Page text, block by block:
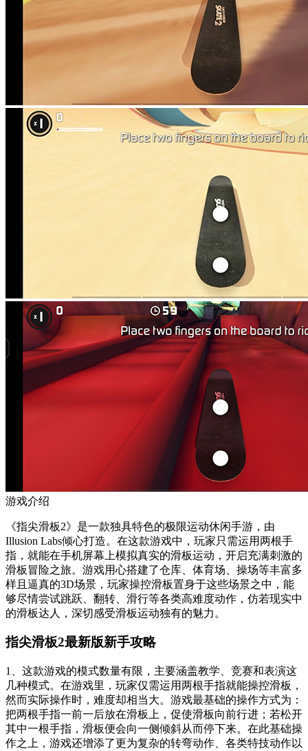
游戏介绍
《指尖滑板2》是一款独具特色的极限运动休闲手游，由
Illusion Labs倾心打造。在这款游戏中，玩家只需运用两根手
指，就能在手机屏幕上模拟真实的滑板运动，开启充满刺激的
滑板冒险之旅。游戏用心搭建了仓库、体育场、操场等丰富多
样且逼真的3D场景，玩家操控滑板置身于这些场景之中，能
够尽情尝试跳跃、翻转、滑行等各类高难度动作，仿若现实中
的滑板达人，深切感受滑板运动独有的魅力。
指尖滑板2最新版新手攻略
1、这款游戏的模式数量有限，主要涵盖教学、竞赛和表演这
几种模式。在游戏里，玩家仅需运用两根手指就能操控滑板，
然而实际操作时，难度却相当大。游戏最基础的操作方式为：
把两根手指一前一后放在滑板上，促使滑板向前行进；若松开
其中一根手指，滑板便会向一侧倾斜从而停下来。在此基础操
作之上，游戏还增添了更为复杂的转弯动作、各类特技动作以